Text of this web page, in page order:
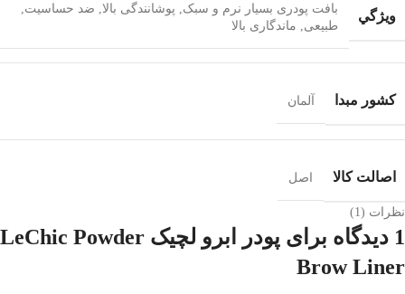
ويژگي بافت پودری بسیار نرم و سبک پوشانندگی بالا ضد حساسیت
طبیعی
ماندگاری بالا
کشور مبدا آلمان
اصالت کالا اصل
نظرات (1)
1 دیدگاه برای
پودر ابرو لچیک LeChic Powder
Brow Liner